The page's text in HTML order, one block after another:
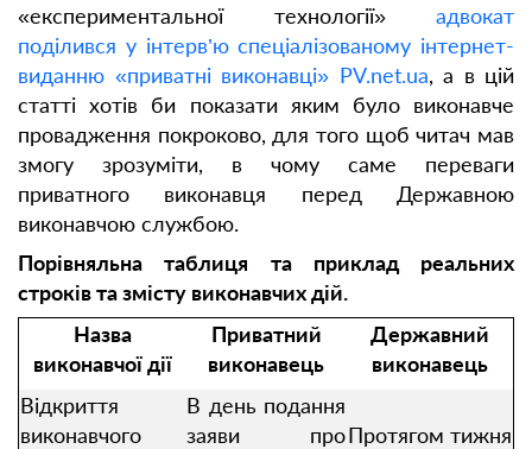
«експериментальної технології» адвокат
поділився у інтерв’ю спеціалізованому інтернет-
виданню «приватні виконавці» PV.net.ua, а в цій
статті хотів би показати яким було виконавче
провадження покроково, для того щоб читач мав
змогу зрозуміти, в чому саме переваги
приватного виконавця перед Державною
виконавчою службою.
Порівняльна таблиця та приклад реальних
строків та змісту виконавчих дій.
Назва
виконавчої дії
Приватний
виконавець
Державний
виконавець
Відкриття
виконавчого
В день подання
заяви проПротягом тижня